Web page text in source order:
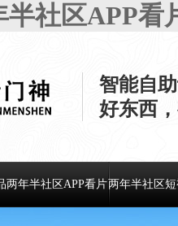
社区APP
智能自
好东西
两年半社区APP看片两年半社区